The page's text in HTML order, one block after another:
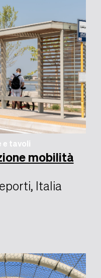
e tavoli
mobilità
Italia